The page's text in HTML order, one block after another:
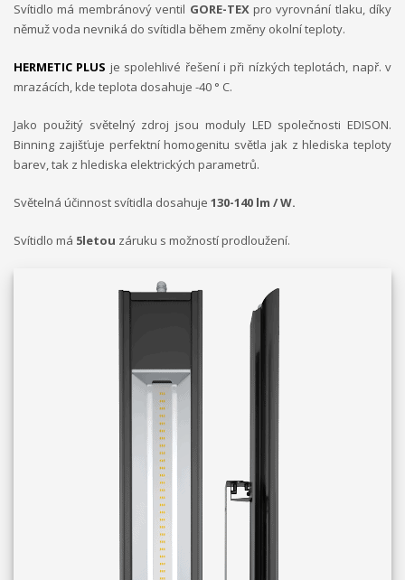
Svítidlo má membránový ventil GORE-TEXpro vyrovnání tlaku, díky
němuž voda nevniká do svítidla během změny okolní teploty.
HERMETIC PLUS je spolehlivé řešení i při nízkých teplotách, např. v
mrazácích, kde teplota dosahuje -40 ° C.
Jako použitý světelný zdroj jsou moduly LED společnosti EDISON.
Binning zajišťuje perfektní homogenitu světla jak z hlediska teploty
barev, tak z hlediska elektrických parametrů.
Světelná účinnost svítidla dosahuje 130-140 lm / W.
Svítidlo má 5letou záruku s možností prodloužení.